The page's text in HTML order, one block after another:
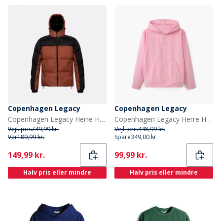
Copenhagen Legacy
Copenhagen Legacy Herre Hættejakke Rust / Sort
Vejl. pris749,99 kr.
Var189,99 kr.
Current
149,99 kr.
Halv pris eller mindre
Copenhagen Legacy
Copenhagen Legacy Herre Hættetrøje Pink
Vejl. pris448,99 kr.
Spare349,00 kr.
Current
99,99 kr.
Halv pris eller mindre